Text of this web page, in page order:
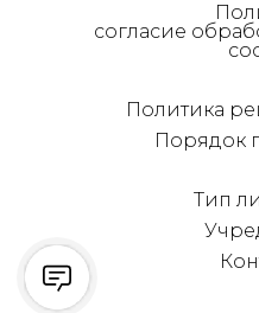
согласие
Политика
Порядок
Тип